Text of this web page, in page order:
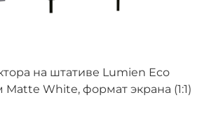
на штативе Lumien Eco
White, формат экрана (1:1)